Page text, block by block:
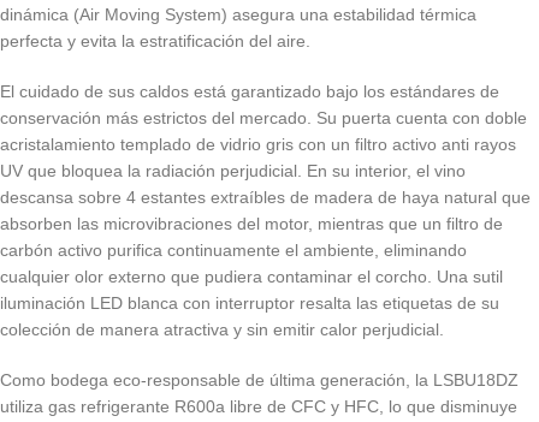
dinámica (Air Moving System) asegura una estabilidad térmica
perfecta y evita la estratificación del aire.
El cuidado de sus caldos está garantizado bajo los estándares de
conservación más estrictos del mercado. Su puerta cuenta con doble
acristalamiento templado de vidrio gris con un filtro activo anti rayos
UV que bloquea la radiación perjudicial. En su interior, el vino
descansa sobre 4 estantes extraíbles de madera de haya natural que
absorben las microvibraciones del motor, mientras que un filtro de
carbón activo purifica continuamente el ambiente, eliminando
cualquier olor externo que pudiera contaminar el corcho. Una sutil
iluminación LED blanca con interruptor resalta las etiquetas de su
colección de manera atractiva y sin emitir calor perjudicial.
Como bodega eco-responsable de última generación, la LSBU18DZ
utiliza gas refrigerante R600a libre de CFC y HFC, lo que disminuye